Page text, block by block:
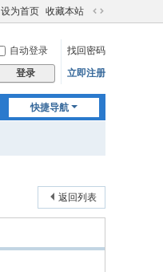
设为首页 收藏本站
切
到
宽
自动登录
找回密码
登录 立即注册
快捷导航
返回列表